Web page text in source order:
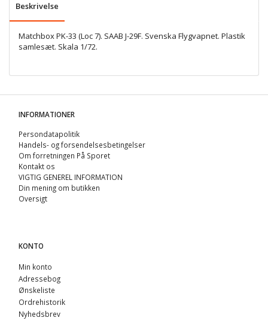
Beskrivelse
Matchbox PK-33 (Loc 7). SAAB J-29F. Svenska Flygvapnet. Plastik
samlesæt. Skala 1/72.
INFORMATIONER
Persondatapolitik
Handels- og forsendelsesbetingelser
Om forretningen På Sporet
Kontakt os
VIGTIG GENEREL INFORMATION
Din mening om butikken
Oversigt
KONTO
Min konto
Adressebog
Ønskeliste
Ordrehistorik
Nyhedsbrev